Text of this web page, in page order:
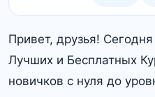
Привет, друзья!
Лучших и Бесплатных
новичков с нуля до